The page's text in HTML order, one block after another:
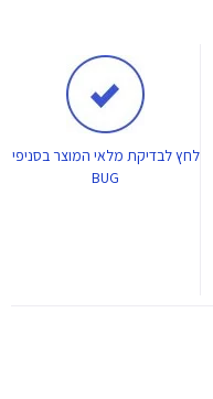
לחץלבדיקת מלאי המוצר בסניפי
BUG